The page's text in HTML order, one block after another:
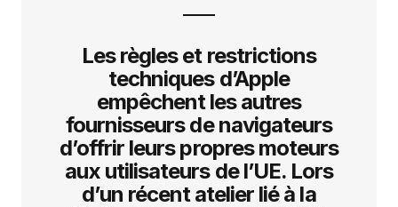
Les règles et restrictions
techniques d’Apple
empêchent les autres
fournisseurs de navigateurs
d’offrir leurs propres moteurs
aux utilisateurs de l’UE. Lors
d’un récent atelier lié à la